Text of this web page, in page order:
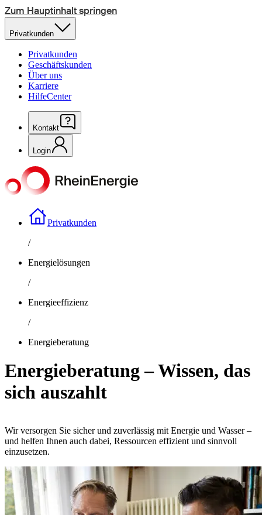
Zum Hauptinhalt springen
Privatkunden
Privatkunden
Geschäftskunden
Über uns
Karriere
HilfeCenter
Kontakt
Login
Privatkunden
/
Energielösungen
/
Energieeffizienz
/
Energieberatung
Energie­be­ra­tung – Wissen, das
sich auszahlt
Wir versorgen Sie sicher und zuverlässig mit Energie und Wasser –
und helfen Ihnen auch dabei, Ressourcen effizient und sinnvoll
einzusetzen.